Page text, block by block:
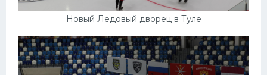
Новый Ледовый дворец в Туле